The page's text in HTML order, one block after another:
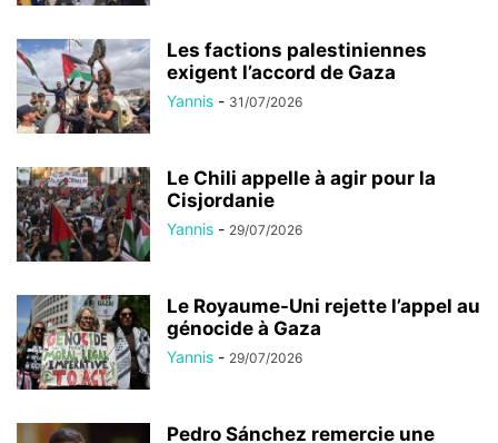
Les factions palestiniennes
exigent l’accord de Gaza
Yannis - 31/07/2026
Le Chili appelle à agir pour la
Cisjordanie
Yannis - 29/07/2026
Le Royaume-Uni rejette l’appel au
génocide à Gaza
Yannis - 29/07/2026
Pedro Sánchez remercie une